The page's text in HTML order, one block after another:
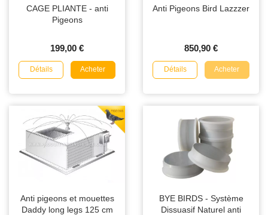
CAGE PLIANTE - anti
Pigeons
199,00 €
Détails Acheter
Anti Pigeons Bird Lazzzer
850,90 €
Détails Acheter
Anti pigeons et mouettes
Daddy long legs 125 cm
BYE BIRDS - Système
Dissuasif Naturel anti